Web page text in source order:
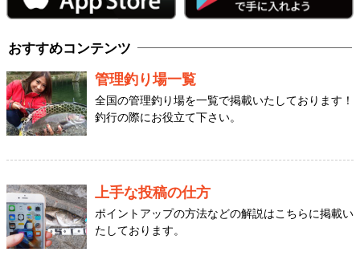
おすすめコンテンツ
管理釣り場一覧
全国の管理釣り場を一覧で掲載いたしております！
釣行の際にお役立て下さい。
上手な投稿の仕方
ポイントアップの方法などの解説はこちらに掲載い
たしております。